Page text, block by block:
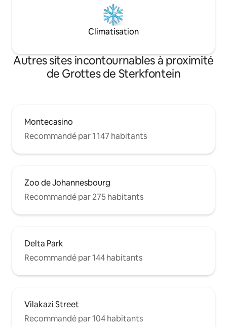
Climatisation
Autres sites incontournables à proximité
de Grottes de Sterkfontein
Montecasino
Recommandé par 1 147 habitants
Zoo de Johannesbourg
Recommandé par 275 habitants
Delta Park
Recommandé par 144 habitants
Vilakazi Street
Recommandé par 104 habitants